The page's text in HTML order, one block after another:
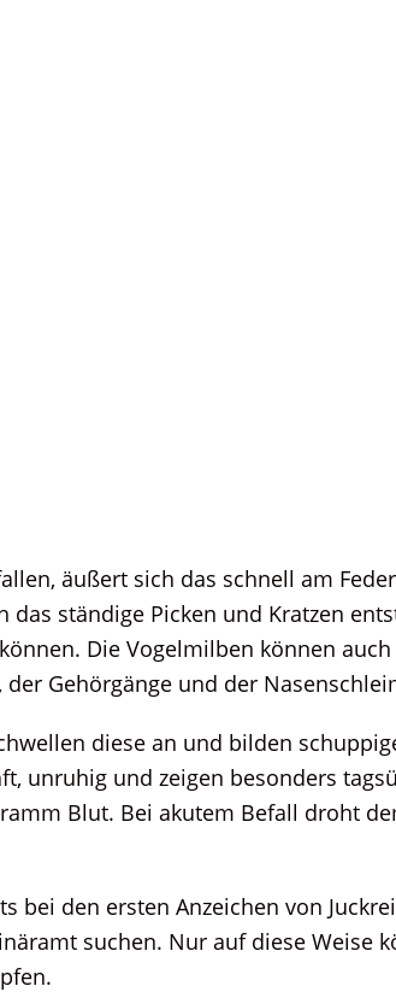
äußert sich das schnell am
ständige Picken und Kratzen
Die Vogelmilben können
Gehörgänge und der
diese an und bilden
unruhig und zeigen besonders
Blut. Bei akutem Befall droht
bei den ersten Anzeichen von
suchen. Nur auf diese Weise